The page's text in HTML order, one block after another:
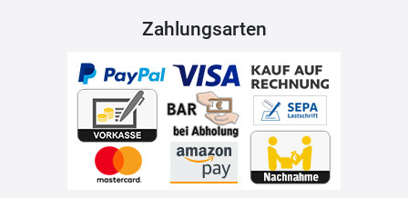
Zahlungsarten